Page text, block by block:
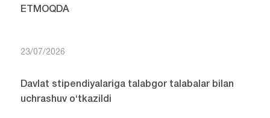
ETMOQDA
23/07/2026
Davlat stipendiyalariga talabgor talabalar bilan
uchrashuv o‘tkazildi